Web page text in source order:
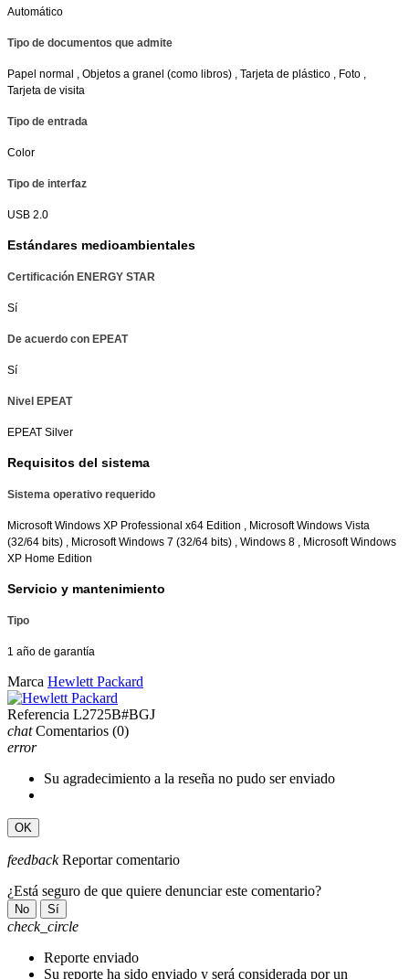
Automático
Tipo de documentos que admite
Papel normal , Objetos a granel (como libros) , Tarjeta de plástico , Foto ,
Tarjeta de visita
Tipo de entrada
Color
Tipo de interfaz
USB 2.0
Estándares medioambientales
Certificación ENERGY STAR
Sí
De acuerdo con EPEAT
Sí
Nivel EPEAT
EPEAT Silver
Requisitos del sistema
Sistema operativo requerido
Microsoft Windows XP Professional x64 Edition , Microsoft Windows Vista
(32/64 bits) , Microsoft Windows 7 (32/64 bits) , Windows 8 , Microsoft Windows
XP Home Edition
Servicio y mantenimiento
Tipo
1 año de garantía
Marca Hewlett Packard
Referencia L2725B#BGJ
chat Comentarios (0)
error
Su agradecimiento a la reseña no pudo ser enviado
OK
feedback Reportar comentario
¿Está seguro de que quiere denunciar este comentario?
No Sí
check_circle
Reporte enviado
Su reporte ha sido enviado y será considerada por un